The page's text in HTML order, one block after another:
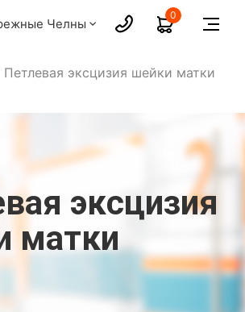
Челны
0
Петлевая эксцизия шейки матки
эксцизия
матки